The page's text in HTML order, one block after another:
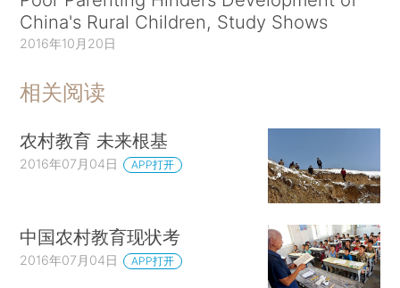
China's Rural Children, Study Shows
2016年10月20日
相关阅读
农村教育 未来根基
2016年07月04日 APP打开
中国农村教育现状考
2016年07月04日 APP打开